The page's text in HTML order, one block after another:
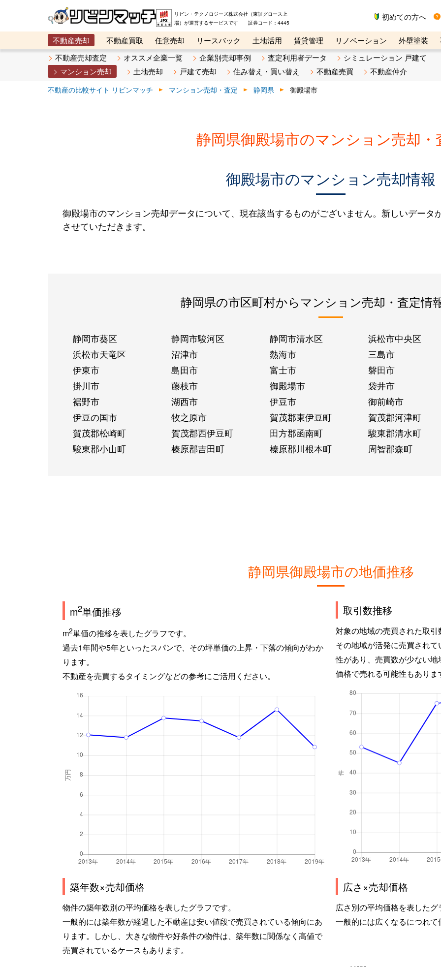
リビン・テクノロジーズ株式会社（東証グロース上
場）が運営するサービスです 証券コード：4445
初めての方へ
不動産売却 不動産買取 任意売却 リースバック 土地活用 賃貸管理 リノベーション 外壁塗装
メタ住宅展示場
ベスト不動産カンパニー オンライン講座 リビンマガジンBiz 不動産売却ご相談デスク
不動産売却査定 オススメ企業一覧 企業別売却事例 査定利用者データ
シミュレーション 戸建て
マンション売却
土地売却 戸建て売却 住み替え・買い替え 不動産売買 不動産仲介
不動産の比較サイト リビンマッチ マンション売却・査定 静岡県 御殿場市
静岡県御殿場市のマンション売却・
御殿場市のマンション売却情報
御殿場市のマンション売却データについて、現在該当するものがございません。新しいデータ
させていただきます。
静岡県の市区町村からマンション売却・査定情
静岡市葵区 静岡市駿河区 静岡市清水区
浜松市中央区
浜松市天竜区
沼津市 熱海市
三島市
伊東市
島田市 富士市
磐田市
掛川市
藤枝市 御殿場市
袋井市
裾野市
湖西市 伊豆市
御前崎市
伊豆の国市
牧之原市 賀茂郡東伊豆町
賀茂郡河津町
賀茂郡松崎町
賀茂郡西伊豆町 田方郡函南町
駿東郡清水町
駿東郡小山町
榛原郡吉田町 榛原郡川根本町 周智郡森町
静岡県御殿場市の地価推移
m2単価推移
m2単価の推移を表したグラフです。
過去1年間や5年といったスパンで、その坪単価の上昇・下落の傾向がわか
ります。
不動産を売買するタイミングなどの参考にご活用ください。
取引数推移
対象の地域の売買された取
その地域が活発に売買され
性があり、売買数が少ない
価格で売れる可能性もありま
築年数×売却価格
物件の築年数別の平均価格を表したグラフです。
一般的には築年数が経過した不動産は安い値段で売買されている傾向にあ
ります。しかし、大きな物件や好条件の物件は、築年数に関係なく高値で
売買されているケースもあります。
広さ×売却価格
広さ別の平均価格を表した
一般的には広くなるにつれ